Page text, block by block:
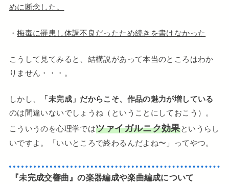
めに断念した。
・梅毒に罹患し体調不良だったため続きを書けなかった
こうして見てみると、結構説があって本当のところはわか
りません・・・。
しかし、
「未完成」だからこそ、作品の魅力が増している
のは間違いないでしょうね（ということにしておこう）。
こういうのを心理学では ツァイガルニク効果というらし
いですよ。「いいところで終わるんだよね〜」ってやつ。
『未完成交響曲』の楽器編成や楽曲編成について